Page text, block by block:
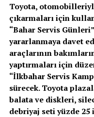
Toyota,
çıkarmaları için
“Bahar Servis
yararlanmaya davet
araçlarının
yaptırmaları için
“İlkbahar Servis
sürecek. Toyota
balata ve diskleri,
debriyaj seti yüzde